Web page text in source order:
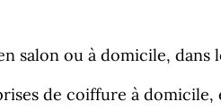
ou à domicile, dans
de coiffure à